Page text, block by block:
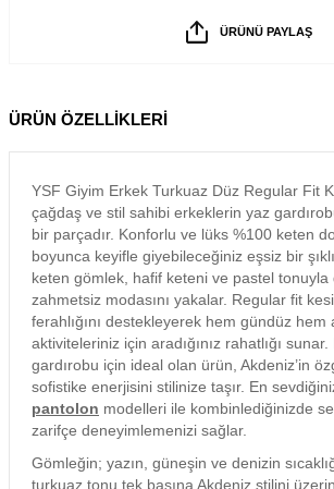
ÜRÜNÜ PAYLAŞ
ÜRÜN ÖZELLİKLERİ
YSF Giyim Erkek Turkuaz Düz Regular Fit
çağdaş ve stil sahibi erkeklerin yaz
bir parçadır. Konforlu ve lüks %100 keten
boyunca keyifle giyebileceğiniz eşsiz bir
keten gömlek, hafif keteni ve pastel tonuyla
zahmetsiz modasını yakalar. Regular fit
ferahlığını destekleyerek hem gündüz hem
aktiviteleriniz için aradığınız rahatlığı
gardırobu için ideal olan ürün, Akdeniz’in
sofistike enerjisini stilinize taşır. En
pantolon modelleri ile kombinlediğinizde
zarifçe deneyimlemenizi sağlar.
Gömleğin; yazın, güneşin ve denizin
turkuaz tonu tek başına Akdeniz stilini